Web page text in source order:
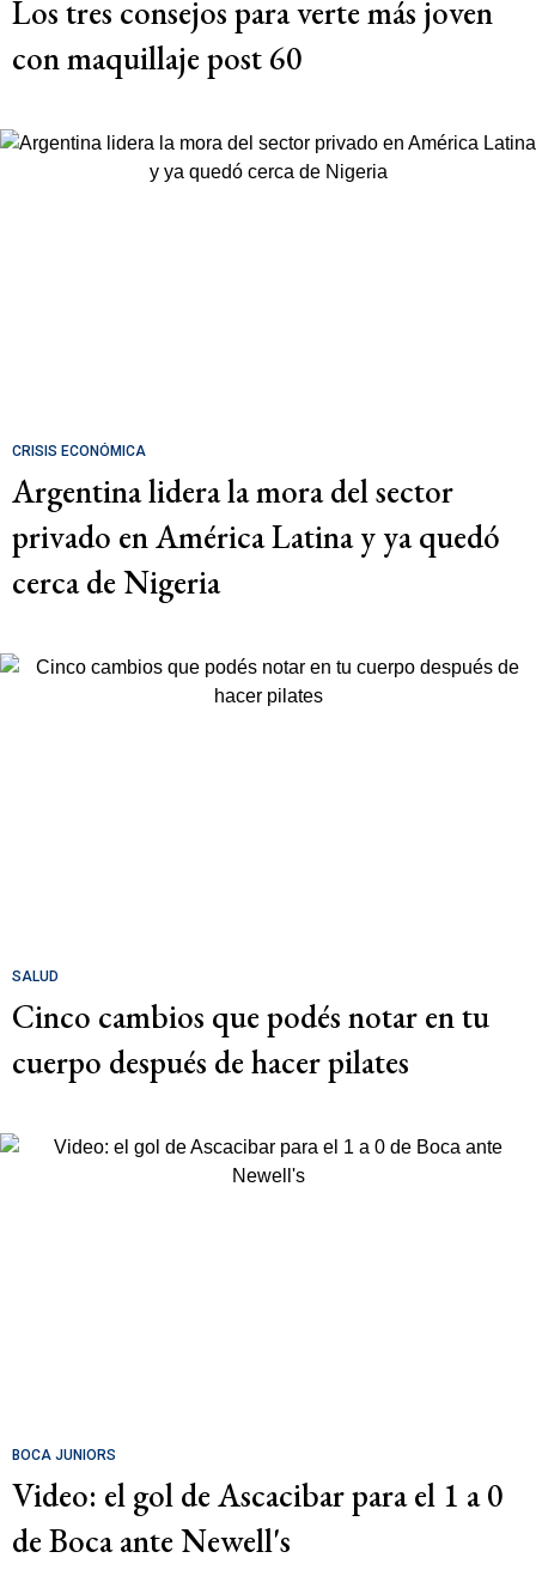
Los tres consejos para verte más joven
con maquillaje post 60
CRISIS ECONÓMICA
Argentina lidera la mora del sector
privado en América Latina y ya quedó
cerca de Nigeria
SALUD
Cinco cambios que podés notar en tu
cuerpo después de hacer pilates
BOCA JUNIORS
Video: el gol de Ascacibar para el 1 a 0
de Boca ante Newell's